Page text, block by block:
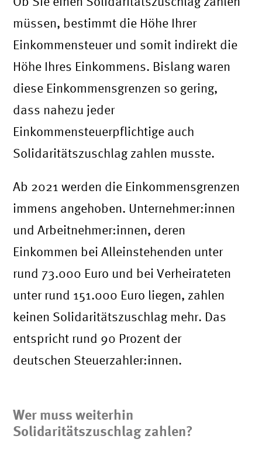
müssen, bestimmt die Höhe Ihrer
Einkommensteuer und somit indirekt die
Höhe Ihres Einkommens. Bislang waren
diese Einkommensgrenzen so gering,
dass nahezu jeder
Einkommensteuerpflichtige auch
Solidaritätszuschlag zahlen musste.
Ab 2021 werden die Einkommensgrenzen
immens angehoben. Unternehmer:innen
und Arbeitnehmer:innen, deren
Einkommen bei Alleinstehenden unter
rund 73.000 Euro und bei Verheirateten
unter rund 151.000 Euro liegen, zahlen
keinen Solidaritätszuschlag mehr. Das
entspricht rund 90 Prozent der
deutschen Steuerzahler:innen.
Wer muss weiterhin
Solidaritätszuschlag zahlen?